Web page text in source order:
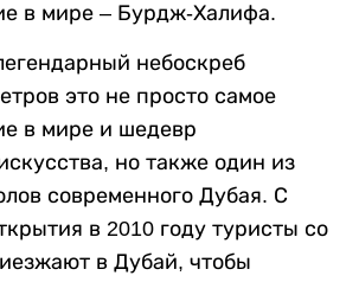
в мире – Бурдж-Халифа.
небоскреб
это не просто самое
в мире и шедевр
но также один из
современного Дубая. С
в 2010 году туристы со
в Дубай, чтобы